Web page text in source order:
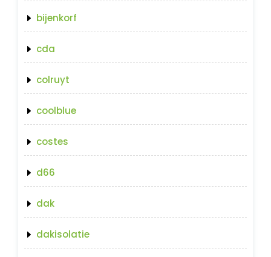
bijenkorf
cda
colruyt
coolblue
costes
d66
dak
dakisolatie